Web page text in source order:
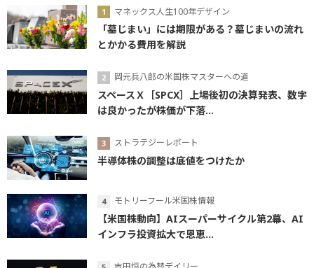
マネックス人生100年デザイン
「墓じまい」には期限がある？墓じまいの流れ
とかかる費用を解説
岡元兵八郎の米国株マスターへの道
スペースＸ［SPCX］上場後初の決算発表、数字
は良かったが株価が下落...
ストラテジーレポート
半導体株の調整は底値をつけたか
モトリーフール米国株情報
【米国株動向】AIスーパーサイクル第2幕、AI
インフラ投資拡大で恩恵...